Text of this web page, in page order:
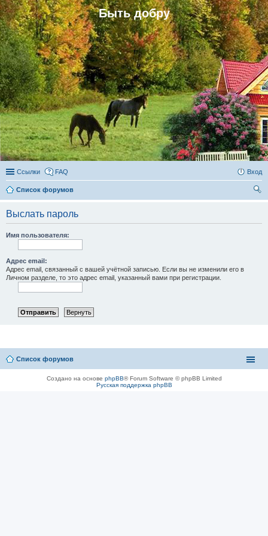
Быть добру
Ссылки FAQ Вход
Список форумов
Выслать пароль
Имя пользователя:
Адрес email:
Адрес email, связанный с вашей учётной записью. Если вы не изменили его в
Личном разделе, то это адрес email, указанный вами при регистрации.
Список форумов
Создано на основе phpBB® Forum Software © phpBB Limited
Русская поддержка phpBB